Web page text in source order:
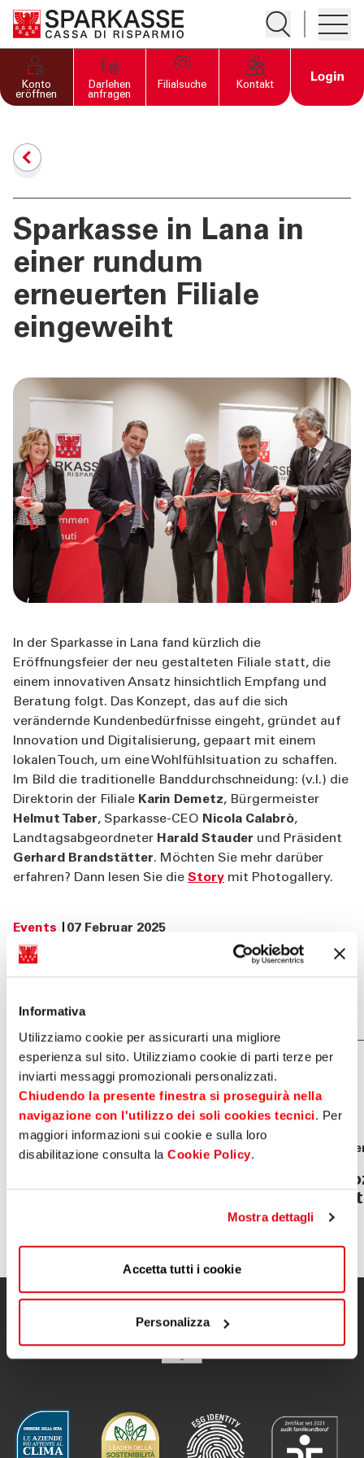
Informativa
Utilizziamo cookie per assicurarti una migliore
esperienza sul sito. Utilizziamo cookie di parti terze per
inviarti messaggi promozionali personalizzati.
Chiudendo la presente finestra si proseguirà nella
navigazione con l'utilizzo dei soli cookies tecnici. Per
maggiori informazioni sui cookie e sulla loro
disabilitazione consulta la Cookie Policy.
Mostra dettagli
Accetta tutti i cookie
Personalizza
Suche öffnen
PRIVATKUNDEN UND
FAMILIEN
GESCHÄFTSKUNDEN
DIENSTLEISTUNGEN
GESCHÄFTSKUNDEN
MEHR ALS BANK
ÜBER UNS
TOOLS
AKTUELLES
KONTAKT
Konto
eröffnen
Darlehen
anfragen
Filialsuche Kontakt Open
Sparkasse in Lana in
einer rundum
erneuerten Filiale
eingeweiht
In der Sparkasse in Lana fand kürzlich die
Eröffnungsfeier der neu gestalteten Filiale statt, die
einem innovativen Ansatz hinsichtlich Empfang und
Beratung folgt. Das Konzept, das auf die sich
verändernde Kundenbedürfnisse eingeht, gründet auf
Innovation und Digitalisierung, gepaart mit einem
lokalen Touch, um eine Wohlfühlsituation zu schaffen.
Im Bild die traditionelle Banddurchschneidung: (v.l.) die
Direktorin der Filiale Karin Demetz, Bürgermeister
Helmut Taber, Sparkasse-CEO Nicola Calabrò,
Landtagsabgeordneter Harald Stauder und Präsident
Gerhard Brandstätter. Möchten Sie mehr darüber
erfahren? Dann lesen Sie die Story mit Photogallery.
Events 07 Februar 2025
TEILEN AUF
Dies könnte Sie auch
interes-sieren
News 04 August 2026